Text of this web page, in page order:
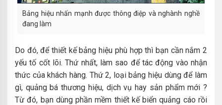
Bảng hiệu nhấn mạnh được thông điệp và nghành nghề
đang làm
Do đó, để thiết kế bảng hiệu phù hợp thì bạn cần nắm 2
yếu tố cốt lõi. Thứ nhất, làm sao để tác động vào nhận
thức của khách hàng. Thứ 2, loại bảng hiệu dùng để làm
gì, quảng bá thương hiệu, dịch vụ hay sản phẩm mới ?
Từ đó, bạn dùng phần mềm thiết kế biển quảng cáo rồi